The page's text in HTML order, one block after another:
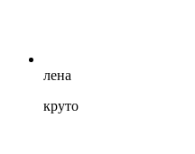
лена
круто